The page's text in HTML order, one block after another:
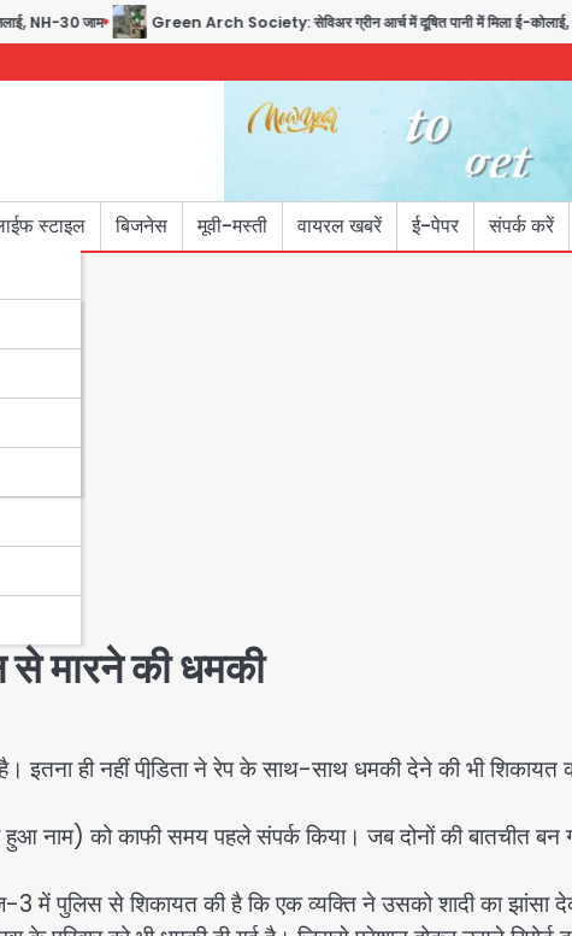
NH-30 जाम Green Arch Society: सेविअर ग्रीन आर्च में दूषित पानी में मिला ई-कोलाई,
स्टाइल बिजनेस मूवी-मस्ती वायरल खबरें ई-पेपर संपर्क करें
से मारने की धमकी
इतना ही नहीं पीडि़ता ने रेप के साथ-साथ धमकी देने की भी शिकायत
हुआ नाम) को काफी समय पहले संपर्क किया। जब दोनों की बातचीत बन
3 में पुलिस से शिकायत की है कि एक व्यक्ति ने उसको शादी का झांसा